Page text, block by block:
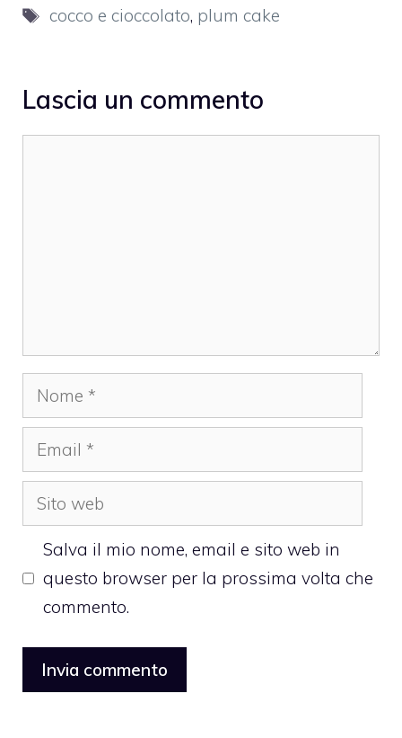
Tag
cocco e cioccolato, plum cake
Lascia un commento
Nome
Email
Sito
web
Salva il mio nome, email e sito web in
questo browser per la prossima volta che
commento.